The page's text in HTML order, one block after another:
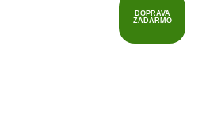
DOPRAVA
ZADARMO